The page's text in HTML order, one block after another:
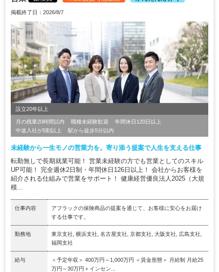
掲載終了日：2026/8/7
設立20年以上
月の残業20時間以内 職種未経験歓迎
年間休日120日以上
中途入社が5割以上
駅から徒歩5分以内
未経験から一生モノの営業力を。寄り添う提案で人生を支える仕事
転勤無しで長期就業可能！ 営業未経験の方でも営業としてのスキル
UP可能！ 完全週休2日制・年間休日126日以上！ 会社からお客様を
紹介される仕組みで営業をサポート！ 健康経営優良法人2025（大規
模...
仕事内容
アフラックの保険商品の提案を通じて、お客様に安心をお届け
する仕事です。
勤務地
東京支社, 横浜支社, 名古屋支社, 京都支社, 大阪支社, 広島支社,
福岡支社
給与
＜予定年収＞ 400万円～1,000万円 ＜賃金形態＞ 月給制 月給25
万円～30万円＋インセン...